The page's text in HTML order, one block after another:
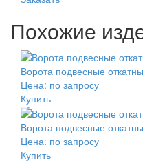
Похожие
Ворота подвесные
Цена: по запросу
Купить
Ворота подвесные
Цена: по запросу
Купить